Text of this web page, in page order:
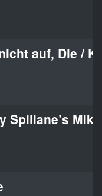
auf, Die /
Spillane’s